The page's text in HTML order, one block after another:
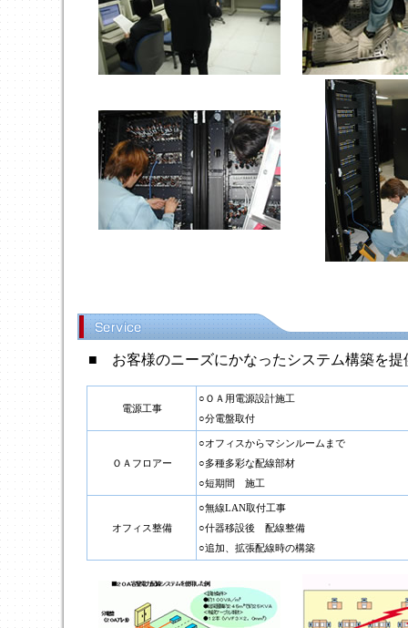
■ お客様のニーズにかなったシステム構築を提
電源工事
○ＯＡ用電源設計施工
○分電盤取付
ＯＡフロアー
○オフィスからマシンルームまで
○多種多彩な配線部材
○短期間 施工
オフィス整備
○無線LAN取付工事
○什器移設後 配線整備
○追加、拡張配線時の構築